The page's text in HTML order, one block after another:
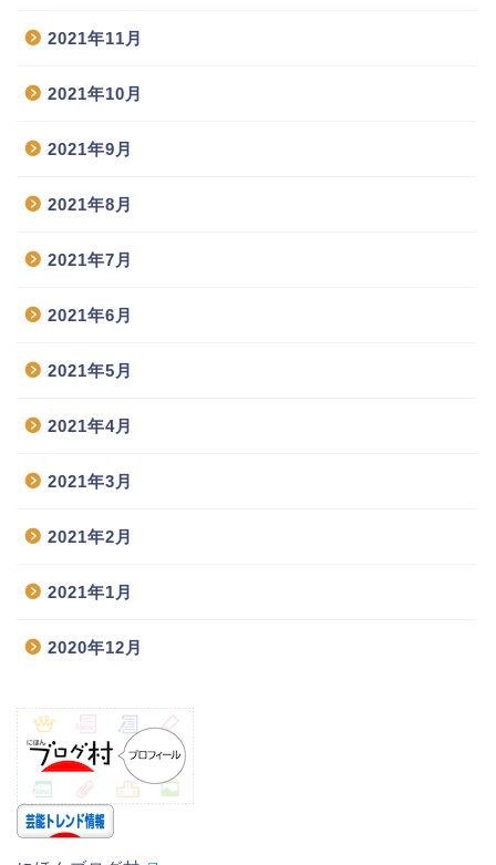
2021年11月
2021年10月
2021年9月
2021年8月
2021年7月
2021年6月
2021年5月
2021年4月
2021年3月
2021年2月
2021年1月
2020年12月